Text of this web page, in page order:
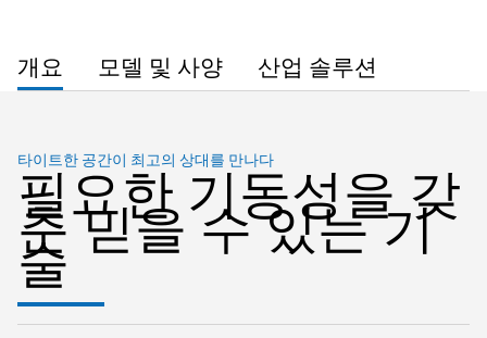
개요 모델 및 사양 산업 솔루션
타이트한 공간이 최고의 상대를 만나다
필요한 기동성을 갖
춘 믿을 수 있는 기
술